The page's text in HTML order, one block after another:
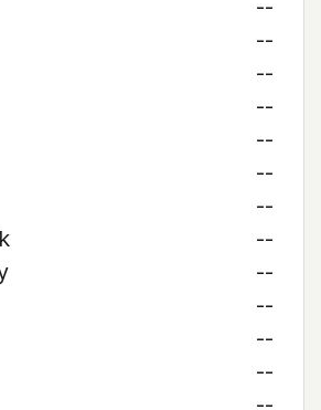
--
--
--
--
--
--
--
--
--
--
--
--
--